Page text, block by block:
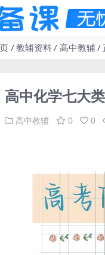
教辅资料 高中教辅
高中化学七大
高中教辅 0 0